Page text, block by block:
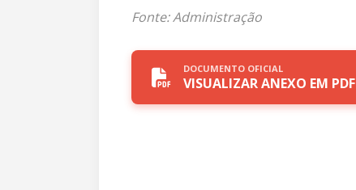
Fonte: Administração
DOCUMENTO OFICIAL
VISUALIZAR ANEXO EM PDF